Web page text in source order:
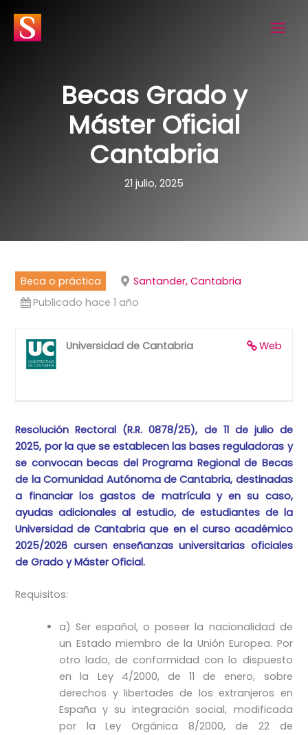
contenido
Becas Grado y
Máster Oficial
Cantabria
21 julio, 2025
Beca o práctica
Santander, Cantabria
Publicado hace 1 año
Web
Universidad de Cantabria
Resolución Rectoral (R.R. 0878/25), de 11 de julio de
2025, por la que se establecen las bases reguladoras y
se convocan becas del Programa Regional de Becas
de la Comunidad Autónoma de Cantabria, destinadas
a financiar los gastos de matrícula y en su caso,
ayudas adicionales al estudio, de estudiantes de la
Universidad de Cantabria que en el curso académico
2025/2026 cursen enseñanzas universitarias oficiales
de Grado y Máster Oficial.
Requisitos:
a) Ser español, o poseer la nacionalidad de
un Estado miembro de la Unión Europea. Por
otro lado, de conformidad con lo dispuesto
en la Ley 4/2000, de 11 de enero, sobre
derechos y libertades de los extranjeros en
España y su integración social, modificada
por la Ley Orgánica 8/2000, de 22 de